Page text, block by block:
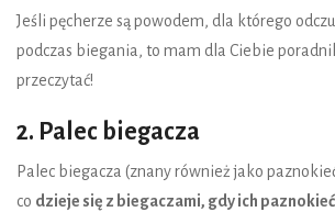
Jeśli pęcherze są powodem, dla którego
podczas biegania, to mam dla Ciebie
przeczytać!
2. Palec biegacza
Palec biegacza (znany również jako
co dzieje się z biegaczami, gdy ich